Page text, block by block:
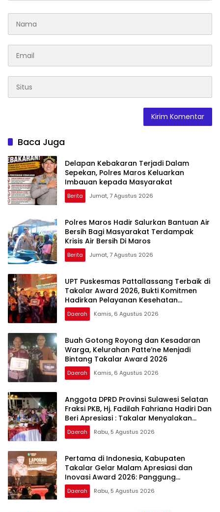
Baca Juga
Delapan Kebakaran Terjadi Dalam
Sepekan, Polres Maros Keluarkan
Imbauan kepada Masyarakat
Berita Jumat, 7 Agustus 2026
Polres Maros Hadir Salurkan Bantuan Air
Bersih Bagi Masyarakat Terdampak
Krisis Air Bersih Di Maros
Berita Jumat, 7 Agustus 2026
UPT Puskesmas Pattallassang Terbaik di
Takalar Award 2026, Bukti Komitmen
Hadirkan Pelayanan Kesehatan
Berkualitas
Daerah Kamis, 6 Agustus 2026
Buah Gotong Royong dan Kesadaran
Warga, Kelurahan Patte’ne Menjadi
Bintang Takalar Award 2026
Daerah Kamis, 6 Agustus 2026
Anggota DPRD Provinsi Sulawesi Selatan
Fraksi PKB, Hj. Fadilah Fahriana Hadiri Dan
Beri Apresiasi : Takalar Menyalakan
Lentera Pengabdian Melalui Malam
Apresiasi dan Inovasi Award 2026
Daerah Rabu, 5 Agustus 2026
Pertama di Indonesia, Kabupaten
Takalar Gelar Malam Apresiasi dan
Inovasi Award 2026: Panggung
Penghargaan bagi Pelayan Publik
Berprestasi
Daerah Rabu, 5 Agustus 2026